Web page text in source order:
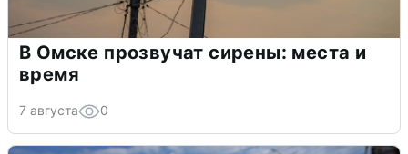
В Омске прозвучат сирены: места и
время
7 августа 0